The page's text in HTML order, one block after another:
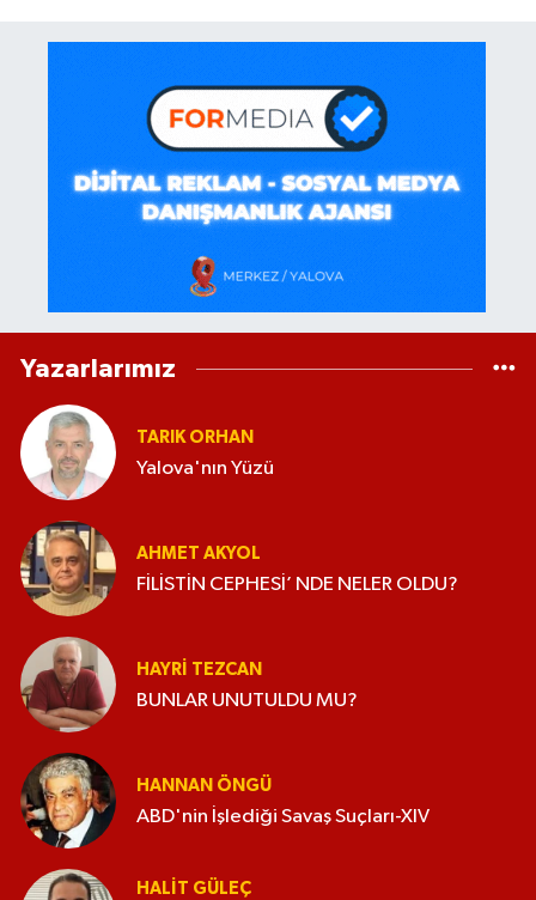
Yazarlarımız
TARIK ORHAN
Yalova'nın Yüzü
AHMET AKYOL
FİLİSTİN CEPHESİ’ NDE NELER OLDU?
HAYRI TEZCAN
BUNLAR UNUTULDU MU?
HANNAN ÖNGÜ
ABD'nin İşlediği Savaş Suçları-XIV
HALIT GÜLEÇ